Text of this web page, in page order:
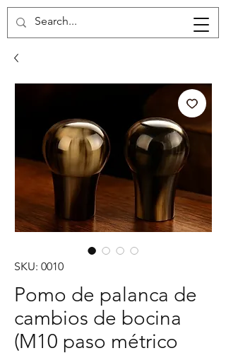
SKU: 0010
Pomo de palanca de
cambios de bocina
(M10 paso métrico